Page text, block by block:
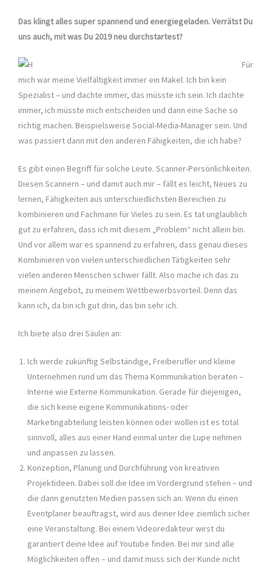
Das klingt alles super spannend und energiegeladen. Verrätst Du
uns auch, mit was Du 2019 neu durchstartest?
Für
mich war meine Vielfältigkeit immer ein Makel. Ich bin kein
Spezialist – und dachte immer, das müsste ich sein. Ich dachte
immer, ich müsste mich entscheiden und dann eine Sache so
richtig machen. Beispielsweise Social-Media-Manager sein. Und
was passiert dann mit den anderen Fähigkeiten, die ich habe?
Es gibt einen Begriff für solche Leute. Scanner-Persönlichkeiten.
Diesen Scannern – und damit auch mir – fällt es leicht, Neues zu
lernen, Fähigkeiten aus unterschiedlichsten Bereichen zu
kombinieren und Fachmann für Vieles zu sein. Es tat unglaublich
gut zu erfahren, dass ich mit diesem „Problem“ nicht allein bin.
Und vor allem war es spannend zu erfahren, dass genau dieses
Kombinieren von vielen unterschiedlichen Tätigkeiten sehr
vielen anderen Menschen schwer fällt. Also mache ich das zu
meinem Angebot, zu meinem Wettbewerbsvorteil. Denn das
kann ich, da bin ich gut drin, das bin sehr ich.
Ich biete also drei Säulen an:
Ich werde zukünftig Selbständige, Freiberufler und kleine
Unternehmen rund um das Thema Kommunikation beraten –
Interne wie Externe Kommunikation. Gerade für diejenigen,
die sich keine eigene Kommunikations- oder
Marketingabteilung leisten können oder wollen ist es total
sinnvoll, alles aus einer Hand einmal unter die Lupe nehmen
und anpassen zu lassen.
Konzeption, Planung und Durchführung von kreativen
Projektideen. Dabei soll die Idee im Vordergrund stehen – und
die dann genutzten Medien passen sich an. Wenn du einen
Eventplaner beauftragst, wird aus deiner Idee ziemlich sicher
eine Veranstaltung. Bei einem Videoredakteur wirst du
garantiert deine Idee auf Youtube finden. Bei mir sind alle
Möglichkeiten offen – und damit muss sich der Kunde nicht